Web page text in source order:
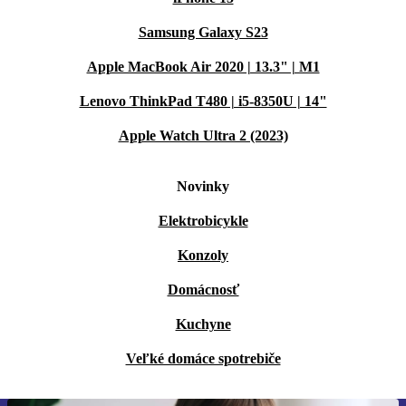
Samsung Galaxy S23
Apple MacBook Air 2020 | 13.3" | M1
Lenovo ThinkPad T480 | i5-8350U | 14"
Apple Watch Ultra 2 (2023)
Novinky
Elektrobicykle
Konzoly
Domácnosť
Kuchyne
Veľké domáce spotrebiče